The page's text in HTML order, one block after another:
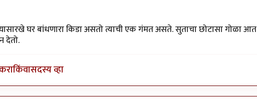
घर बांधणारा किडा असतो त्याची एक गंमत असते. सुताचा छोटासा गोळा आत
देतो.
किंवासदस्य व्हा